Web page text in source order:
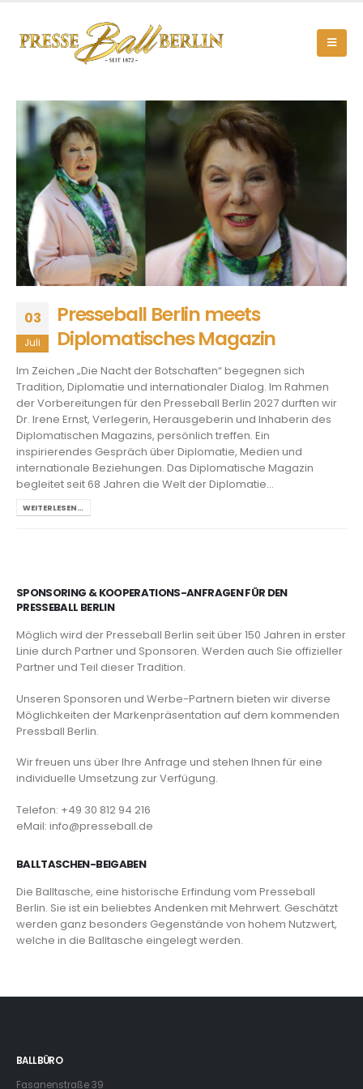
03
Juli
Presseball Berlin meets
Diplomatisches Magazin
Im Zeichen „Die Nacht der Botschaften“ begegnen sich
Tradition, Diplomatie und internationaler Dialog. Im Rahmen
der Vorbereitungen für den Presseball Berlin 2027 durften wir
Dr. Irene Ernst, Verlegerin, Herausgeberin und Inhaberin des
Diplomatischen Magazins, persönlich treffen. Ein
inspirierendes Gespräch über Diplomatie, Medien und
internationale Beziehungen. Das Diplomatische Magazin
begleitet seit 68 Jahren die Welt der Diplomatie...
WEITERLESEN…
SPONSORING & KOOPERATIONS-ANFRAGEN FÜR DEN
PRESSEBALL BERLIN
Möglich wird der Presseball Berlin seit über 150 Jahren in erster
Linie durch Partner und Sponsoren. Werden auch Sie offizieller
Partner und Teil dieser Tradition.
Unseren Sponsoren und Werbe-Partnern bieten wir diverse
Möglichkeiten der Markenpräsentation auf dem kommenden
Pressball Berlin.
Wir freuen uns über Ihre Anfrage und stehen Ihnen für eine
individuelle Umsetzung zur Verfügung.
Telefon: +49 30 812 94 216
eMail: info@presseball.de
BALLTASCHEN-BEIGABEN
Die Balltasche, eine historische Erfindung vom Presseball
Berlin. Sie ist ein beliebtes Andenken mit Mehrwert. Geschätzt
werden ganz besonders Gegenstände von hohem Nutzwert,
welche in die Balltasche eingelegt werden.
BALLBÜRO
Fasanenstraße 39